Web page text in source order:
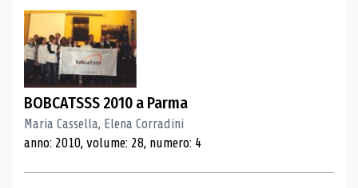
BOBCATSSS 2010 a Parma
Maria Cassella, Elena Corradini
anno: 2010, volume: 28, numero: 4